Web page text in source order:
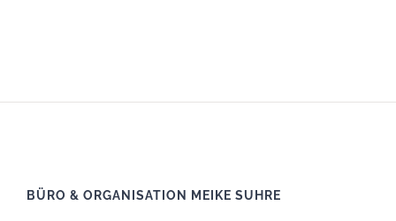
BÜRO & ORGANISATION MEIKE SUHRE